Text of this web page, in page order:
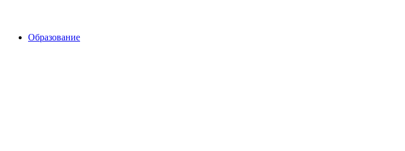
Образование